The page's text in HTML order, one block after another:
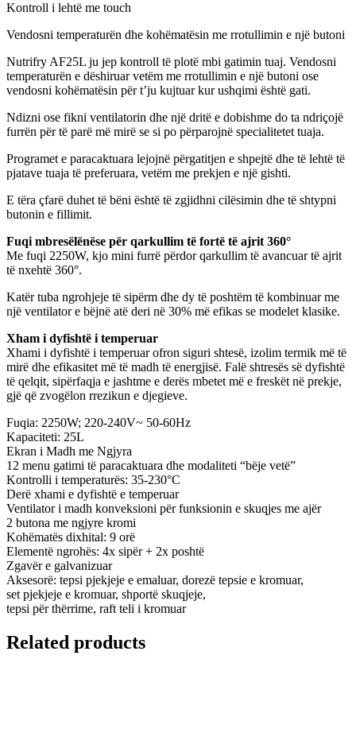
Kontroll i lehtë me touch
Vendosni temperaturën dhe kohëmatësin me rrotullimin e një butoni
Nutrifry AF25L ju jep kontroll të plotë mbi gatimin tuaj. Vendosni
temperaturën e dëshiruar vetëm me rrotullimin e një butoni ose
vendosni kohëmatësin për t’ju kujtuar kur ushqimi është gati.
Ndizni ose fikni ventilatorin dhe një dritë e dobishme do ta ndriçojë
furrën për të parë më mirë se si po përparojnë specialitetet tuaja.
Programet e paracaktuara lejojnë përgatitjen e shpejtë dhe të lehtë të
pjatave tuaja të preferuara, vetëm me prekjen e një gishti.
E tëra çfarë duhet të bëni është të zgjidhni cilësimin dhe të shtypni
butonin e fillimit.
Fuqi mbresëlënëse për qarkullim të fortë të ajrit 360°
Me fuqi 2250W, kjo mini furrë përdor qarkullim të avancuar të ajrit
të nxehtë 360°.
Katër tuba ngrohjeje të sipërm dhe dy të poshtëm të kombinuar me
një ventilator e bëjnë atë deri në 30% më efikas se modelet klasike.
Xham i dyfishtë i temperuar
Xhami i dyfishtë i temperuar ofron siguri shtesë, izolim termik më të
mirë dhe efikasitet më të madh të energjisë. Falë shtresës së dyfishtë
të qelqit, sipërfaqja e jashtme e derës mbetet më e freskët në prekje,
gjë që zvogëlon rrezikun e djegieve.
Fuqia: 2250W; 220-240V~ 50-60Hz
Kapaciteti: 25L
Ekran i Madh me Ngjyra
12 menu gatimi të paracaktuara dhe modaliteti “bëje vetë”
Kontrolli i temperaturës: 35-230°C
Derë xhami e dyfishtë e temperuar
Ventilator i madh konveksioni për funksionin e skuqjes me ajër
2 butona me ngjyre kromi
Kohëmatës dixhital: 9 orë
Elementë ngrohës: 4x sipër + 2x poshtë
Zgavër e galvanizuar
Aksesorë: tepsi pjekjeje e emaluar, dorezë tepsie e kromuar,
set pjekjeje e kromuar, shportë skuqjeje,
tepsi për thërrime, raft teli i kromuar
Related products